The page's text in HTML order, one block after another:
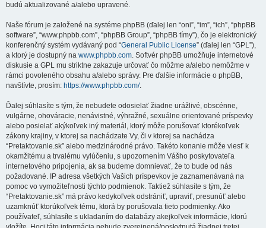
budú aktualizované a/alebo upravené.
Naše fórum je založené na systéme phpBB (ďalej len “oni”, “im”, “ich”, “phpBB
software”, “www.phpbb.com”, “phpBB Group”, “phpBB tímy”), čo je elektronický
konferenčný systém vydávaný pod “General Public License” (ďalej len “GPL”),
a ktorý je dostupný na www.phpbb.com. Softvér phpBB umožňuje internetové
diskusie a GPL mu striktne zakazuje určovať čo môžme a/alebo nemôžme v
rámci povoleného obsahu a/alebo správy. Pre ďalšie informácie o phpBB,
navštívte, prosím: https://www.phpbb.com/.
Ďalej súhlasíte s tým, že nebudete odosielať žiadne urážlivé, obscénne,
vulgárne, ohováracie, nenávistné, výhražné, sexuálne orientované príspevky
alebo posielať akýkoľvek iný materiál, ktorý môže porušovať ktorékoľvek
zákony krajiny, v ktorej sa nachádzate Vy, či v ktorej sa nachádza
“Pretaktovanie.sk” alebo medzinárodné právo. Takéto konanie môže viesť k
okamžitému a trvalému vylúčeniu, s upozornením Vášho poskytovateľa
internetového pripojenia, ak sa budeme domnievať, že to bude od nás
požadované. IP adresa všetkých Vašich príspevkov je zaznamenávaná na
pomoc vo vymožiteľnosti týchto podmienok. Taktiež súhlasíte s tým, že
“Pretaktovanie.sk” má právo kedykoľvek odstrániť, upraviť, presunúť alebo
uzamknúť ktorúkoľvek tému, ktorá by porušovala tieto podmienky. Ako
používateľ, súhlasíte s ukladaním do databázy akejkoľvek informácie, ktorú